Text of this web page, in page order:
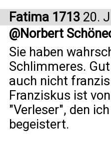
Fatima 1713 20.
@Norbert
Sie haben
Schlimmeres.
auch nicht
Franziskus ist
"Verleser", den
begeistert.